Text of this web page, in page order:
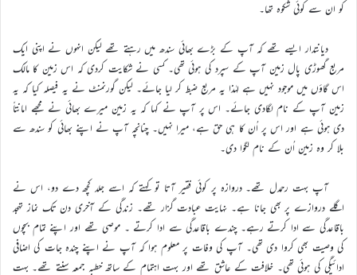
کو ان سے کوئی شکوہ تھا۔
دیانتدار ایسے تھے کہ آپ کے بڑے بھائی سندھ میں رہتے تھے لیکن انہوں نے اپنی ایک
مربع گھوڑی پال زمین آپ کے سپرد کی ہوئی تھی۔ کسی نے شکایت کردی کہ اس زمین کا مالک
اس گاؤں میں موجود نہیں ہے لہٰذا یہ مربع ضبط کر لیا جائے۔ لیکن گورنمنٹ نے یہ فیصلہ کیا کہ یہ
زمین آپ کے نام لگادی جائے۔ اس پر آپ نے کہا کہ یہ زمین میرے بھائی نے مجھے امانتاً
دی ہوئی ہے اور اس پر اُن کا ہی حق ہے، میرا نہیں۔ چنانچہ آپ نے اپنے بھائی کو سندھ سے
بلا کر وہ زمین اُن کے نام لگوا دی۔
آپ بہت رحمدل تھے۔ دروازہ پر کوئی فقیر آتا تو کہتے کہ اسے جلد کچھ دے دو، اس نے
اگلے دروازے پر بھی جانا ہے۔ نہایت عبادت گزار تھے۔ زندگی کے آخری دن تک نماز تہجد
باقاعدگی سے ادا کرتے رہے۔ چندے باقاعدگی سے ادا کرتے ۔ موصی تھے اور اپنے تمام بچوں
کی وصیت بھی کروا دی تھی۔ آپ کی وفات پر معلوم ہوا کہ آپ نے اپنے چندہ جات کی اضافی
ادائیگی کی ہوئی تھی۔ خلافت کے عاشق تھے اور بہت اہتمام کے ساتھ خطبہ جمعہ سنتے تھے۔ بہت